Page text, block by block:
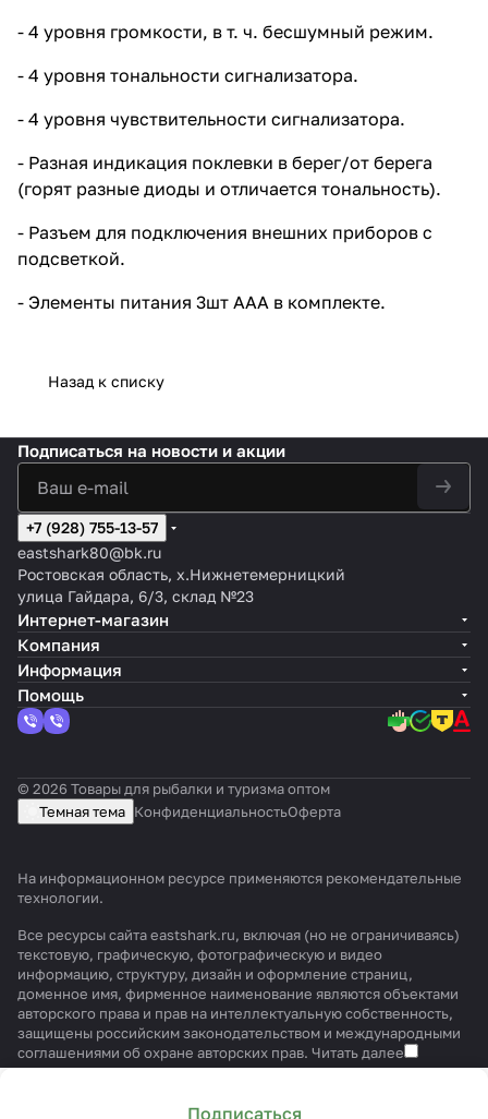
- 4 уровня громкости, в т. ч. бесшумный режим.
- 4 уровня тональности сигнализатора.
- 4 уровня чувствительности сигнализатора.
- Разная индикация поклевки в берег/от берега
(горят разные диоды и отличается тональность).
- Разъем для подключения внешних приборов с
подсветкой.
- Элементы питания 3шт ААА в комплекте.
Назад к списку
Подписаться
Подписаться на новости и акции
+7 (928) 755-13-57
eastshark80@bk.ru
Ростовская область, х.Нижнетемерницкий
улица Гайдара, 6/3, склад №23
Интернет-магазин
Компания
Информация
Помощь
© 2026 Товары для рыбалки и туризма оптом
Темная тема КонфиденциальностьОферта
На информационном ресурсе применяются рекомендательные
технологии.
Все ресурсы сайта eastshark.ru, включая (но не ограничиваясь)
текстовую, графическую, фотографическую и видео
информацию, структуру, дизайн и оформление страниц,
доменное имя, фирменное наименование являются объектами
авторского права и прав на интеллектуальную собственность,
защищены российским законодательством и международными
соглашениями об охране авторских прав. Читать далее